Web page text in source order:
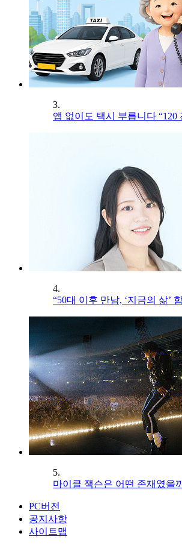
3.
앱 없이도 택시 부릅니다 “120
4.
“50대 이후 만남, ‘지금의 삶’
5.
마이클 잭슨은 어떤 존재였을
PC버전
공지사항
사이트맵